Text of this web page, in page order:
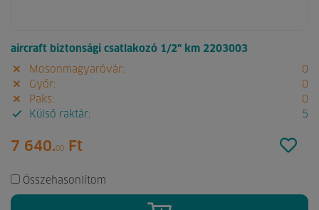
aircraft biztonsági csatlakozó 1/2" km 2203003
Mosonmagyaróvár:
0
Győr:
0
Paks:
0
Külső raktár:
5
7 640.00 Ft
Összehasonlítom